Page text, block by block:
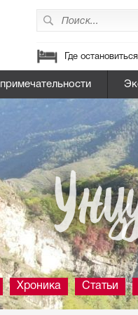
Где остановиться
Хроника Статьи